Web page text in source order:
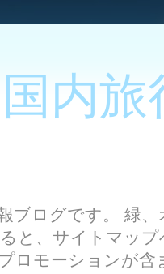
内
ブログです。 緑
と、サイトマッ
ロモーションが含